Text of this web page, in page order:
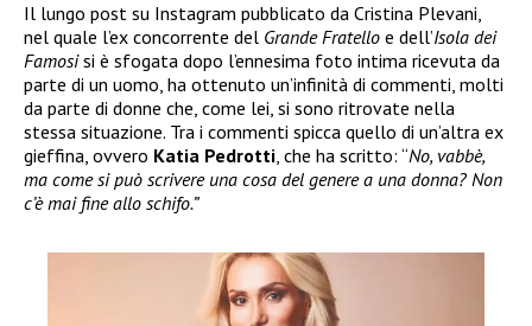
Il lungo post su Instagram pubblicato da Cristina Plevani,
nel quale l’ex concorrente del Grande Fratello e dell’Isola dei
Famosisi è sfogata dopo l’ennesima foto intima ricevuta da
parte di un uomo, ha ottenuto un’infinità di commenti, molti
da parte di donne che, come lei, si sono ritrovate nella
stessa situazione. Tra i commenti spicca quello di un’altra ex
gieffina, ovvero Katia Pedrotti, che ha scritto: “No, vabbè,
ma come si può scrivere una cosa del genere a una donna? Non
c’è mai fine allo schifo.”